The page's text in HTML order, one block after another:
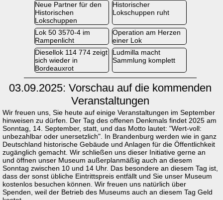
Neue Partner für den
Historischen
Lokschuppen
Historischer
Lokschuppen ruht
Lok 50 3570-4 im
Rampenlicht
Operation am Herzen
einer Lok
Diesellok 114 774 zeigt
sich wieder in
Bordeauxrot
Ludmilla macht
Sammlung komplett
03.09.2025: Vorschau auf die kommenden
Veranstaltungen
Wir freuen uns, Sie heute auf einige Veranstaltungen im September
hinweisen zu dürfen. Der Tag des offenen Denkmals findet 2025 am
Sonntag, 14. September, statt, und das Motto lautet: "Wert-voll:
unbezahlbar oder unersetzlich". In Brandenburg werden wie in ganz
Deutschland historische Gebäude und Anlagen für die Öffentlichkeit
zugänglich gemacht. Wir schließen uns dieser Initiative gerne an
und öffnen unser Museum außerplanmäßig auch an diesem
Sonntag zwischen 10 und 14 Uhr. Das besondere an diesem Tag ist,
dass der sonst übliche Eintrittspreis entfällt und Sie unser Museum
kostenlos besuchen können. Wir freuen uns natürlich über
Spenden, weil der Betrieb des Museums auch an diesem Tag Geld